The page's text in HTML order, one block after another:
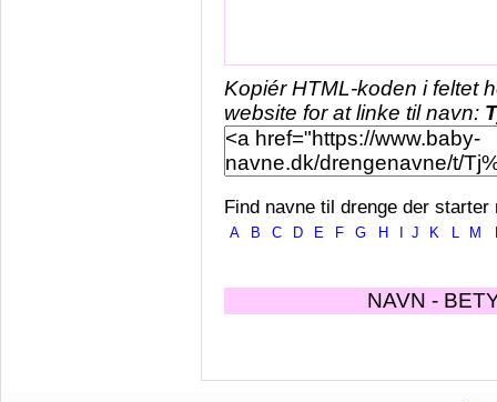
Kopiér HTML-koden i feltet
website for at linke til navn:
Find navne til drenge der starter
A B C D E F G H J K L M
NAVN -